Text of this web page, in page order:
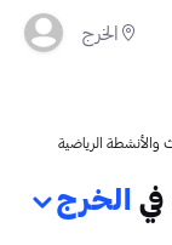
الخرج
والأنشطة الرياضية
الخرج